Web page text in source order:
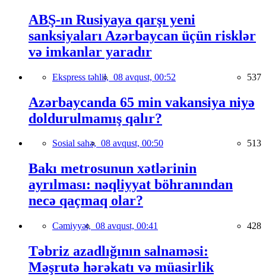
ABŞ-ın Rusiyaya qarşı yeni
sanksiyaları Azərbaycan üçün risklər
və imkanlar yaradır
Ekspress təhlil, 08 avqust, 00:52 537
Azərbaycanda 65 min vakansiya niyə
doldurulmamış qalır?
Sosial sahə, 08 avqust, 00:50 513
Bakı metrosunun xətlərinin
ayrılması: nəqliyyat böhranından
necə qaçmaq olar?
Cəmiyyət, 08 avqust, 00:41 428
Təbriz azadlığının salnaməsi:
Məşrutə hərəkatı və müasirlik